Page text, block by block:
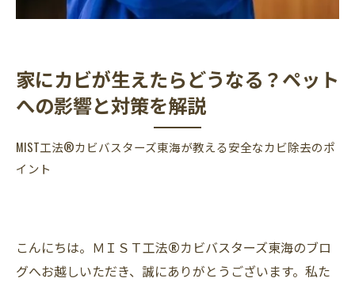
家にカビが生えたらどうなる？ペット
への影響と対策を解説
MIST工法®カビバスターズ東海が教える安全なカビ除去のポ
イント
こんにちは。ＭＩＳＴ工法®カビバスターズ東海のブロ
グへお越しいただき、誠にありがとうございます。私た